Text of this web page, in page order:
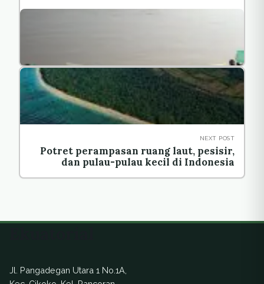
NEXT POST
Potret perampasan ruang laut, pesisir,
dan pulau-pulau kecil di Indonesia
Jl. Pangadegan Utara 1 No.1A,